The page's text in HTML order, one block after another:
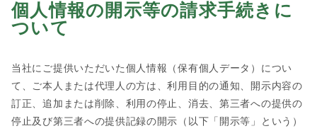
個人情報の開示等の請求手続きに
ついて
当社にご提供いただいた個人情報（保有個人データ）につい
て、ご本人または代理人の方は、利用目的の通知、開示内容の
訂正、追加または削除、利用の停止、消去、第三者への提供の
停止及び第三者への提供記録の開示（以下「開示等」という）